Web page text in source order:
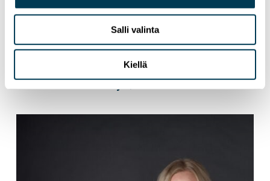
Salli valinta
Kiellä